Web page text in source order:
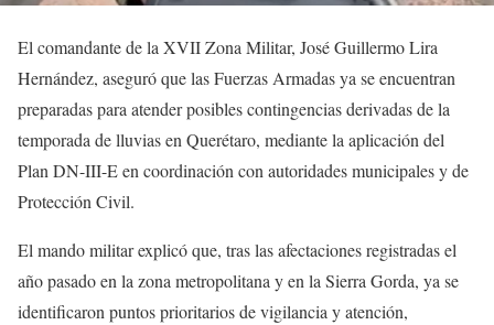
El comandante de la XVII Zona Militar, José Guillermo Lira
Hernández, aseguró que las Fuerzas Armadas ya se encuentran
preparadas para atender posibles contingencias derivadas de la
temporada de lluvias en Querétaro, mediante la aplicación del
Plan DN-III-E en coordinación con autoridades municipales y de
Protección Civil.
El mando militar explicó que, tras las afectaciones registradas el
año pasado en la zona metropolitana y en la Sierra Gorda, ya se
identificaron puntos prioritarios de vigilancia y atención,